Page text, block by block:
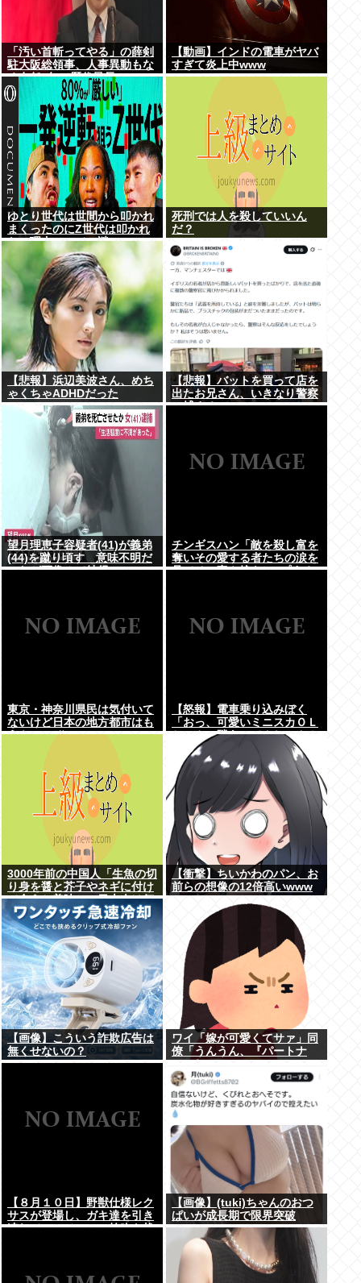
「汚い首斬ってやる」の薛剣
駐大阪総領事、人事異動もな
く在任6年で歴代最長
【動画】インドの電車がヤバ
すぎて炎上中www
ゆとり世代は世間から叩かれ
まくったのにZ世代は叩かれ
ない理由、マジで謎
死刑では人を殺していいん
だ？
【悲報】浜辺美波さん、めち
ゃくちゃADHDだった
【悲報】バットを買って店を
出たお兄さん、いきなり警察
に捕まるwww
望月理恵子容疑者(41)が義弟
(44)を蹴り頃す 意味不明だ
ったが画像みて納得・・・
チンギスハン「敵を殺し富を
奪いその愛する者たちの涙を
見てその妻や娘をレ●プする
東京・神奈川県民は気付いて
ないけど日本の地方都市はも
うやべーぞ
【怒報】電車乗り込みぼく
「おっ、可愛いミニスカＯＬ
ちゃんの隣あいてんじゃん！
座ったろ！」→結果w w w w
w w w w
3000年前の中国人「生魚の切
り身を醤と芥子やネギに付け
て食うと美味い」日本人は何
故ずっとこのレベルで足踏み
してるのか
【衝撃】ちいかわのパン、お
前らの想像の12倍高いwww
【画像】こういう詐欺広告は
無くせないの？
ワイ「嫁が可愛くてサァ」同
僚「うんうん、『パートナ
【８月１０日】野獣仕様レク
サスが登場し、ガキ達を引き
連れてハーメルンの笛吹き状
【画像】(tuki)ちゃんのおつ
ぱいが成長期で限界突破
www